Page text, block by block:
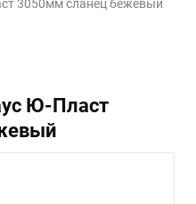
3050мм сланец бежевый
Ю-Пласт